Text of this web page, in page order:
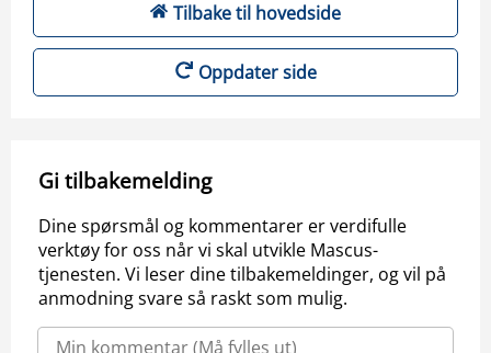
Tilbake til hovedside
Oppdater side
Gi tilbakemelding
Dine spørsmål og kommentarer er verdifulle
verktøy for oss når vi skal utvikle Mascus-
tjenesten. Vi leser dine tilbakemeldinger, og vil på
anmodning svare så raskt som mulig.